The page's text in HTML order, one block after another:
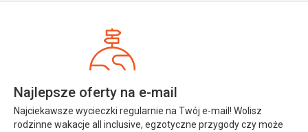
Najlepsze oferty na e-mail
Najciekawsze wycieczki regularnie na Twój e-mail! Wolisz
rodzinne wakacje all inclusive, egzotyczne przygody czy może